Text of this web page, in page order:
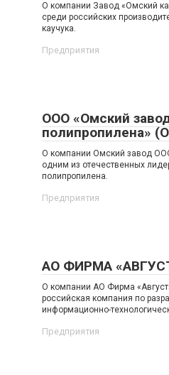
О компании Завод «Омский
среди российских
каучука.
Предприятия
ООО «Омский
полипропилена»
О компании Омский завод
одним из отечественных
полипропилена.
Предприятия
АО ФИРМА
О компании АО Фирма
российская компания по
информационно-
Предприятия